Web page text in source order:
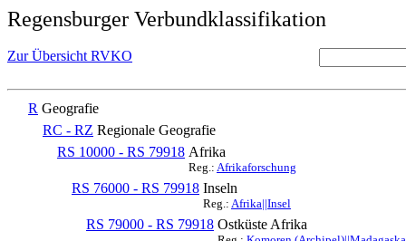
Regensburger Verbundklassifikation
Zur Übersicht RVKO
R Geografie
RC - RZ Regionale Geografie
RS 10000 - RS 79918 Afrika
Reg.: Afrikaforschung
RS 76000 - RS 79918 Inseln
Reg.: Afrika||Insel
RS 79000 - RS 79918 Ostküste Afrika